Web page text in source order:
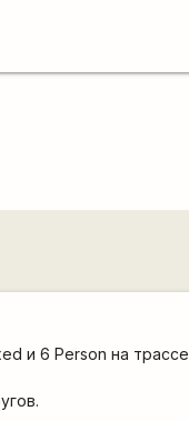
и 6 Person на трассе